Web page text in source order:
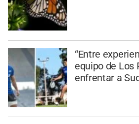
“Entre
equipo de Los
enfrentar a